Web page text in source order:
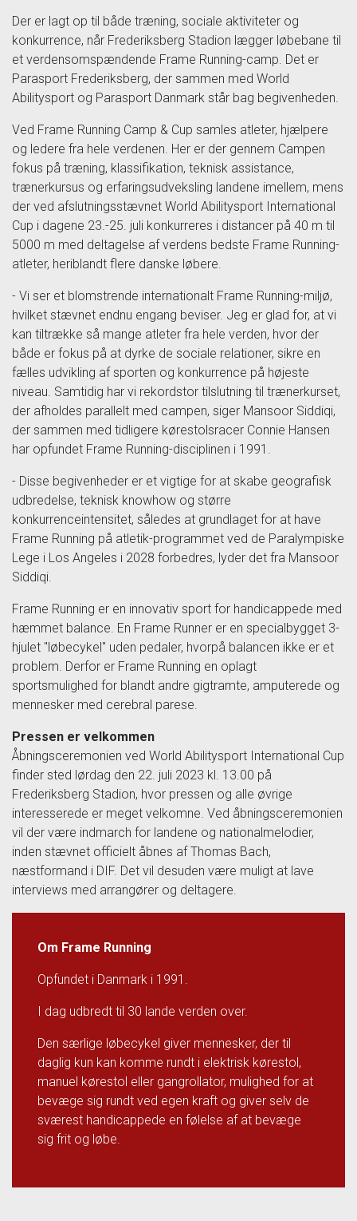
Der er lagt op til både træning, sociale aktiviteter og
konkurrence, når Frederiksberg Stadion lægger løbebane til
et verdensomspændende Frame Running-camp. Det er
Parasport Frederiksberg, der sammen med World
Abilitysport og Parasport Danmark står bag begivenheden.
Ved Frame Running Camp & Cup samles atleter, hjælpere
og ledere fra hele verdenen. Her er der gennem Campen
fokus på træning, klassifikation, teknisk assistance,
trænerkursus og erfaringsudveksling landene imellem, mens
der ved afslutningsstævnet World Abilitysport International
Cup i dagene 23.-25. juli konkurreres i distancer på 40 m til
5000 m med deltagelse af verdens bedste Frame Running-
atleter, heriblandt flere danske løbere.
- Vi ser et blomstrende internationalt Frame Running-miljø,
hvilket stævnet endnu engang beviser. Jeg er glad for, at vi
kan tiltrække så mange atleter fra hele verden, hvor der
både er fokus på at dyrke de sociale relationer, sikre en
fælles udvikling af sporten og konkurrence på højeste
niveau. Samtidig har vi rekordstor tilslutning til trænerkurset,
der afholdes parallelt med campen, siger Mansoor Siddiqi,
der sammen med tidligere kørestolsracer Connie Hansen
har opfundet Frame Running-disciplinen i 1991.
- Disse begivenheder er et vigtige for at skabe geografisk
udbredelse, teknisk knowhow og større
konkurrenceintensitet, således at grundlaget for at have
Frame Running på atletik-programmet ved de Paralympiske
Lege i Los Angeles i 2028 forbedres, lyder det fra Mansoor
Siddiqi.
Frame Running er en innovativ sport for handicappede med
hæmmet balance. En Frame Runner er en specialbygget 3-
hjulet "løbecykel" uden pedaler, hvorpå balancen ikke er et
problem. Derfor er Frame Running en oplagt
sportsmulighed for blandt andre gigtramte, amputerede og
mennesker med cerebral parese.
Pressen er velkommen
Åbningsceremonien ved World Abilitysport International Cup
finder sted lørdag den 22. juli 2023 kl. 13.00 på
Frederiksberg Stadion, hvor pressen og alle øvrige
interesserede er meget velkomne. Ved åbningsceremonien
vil der være indmarch for landene og nationalmelodier,
inden stævnet officielt åbnes af Thomas Bach,
næstformand i DIF. Det vil desuden være muligt at lave
interviews med arrangører og deltagere.
Om Frame Running
Opfundet i Danmark i 1991.
I dag udbredt til 30 lande verden over.
Den særlige løbecykel giver mennesker, der til
daglig kun kan komme rundt i elektrisk kørestol,
manuel kørestol eller gangrollator, mulighed for at
bevæge sig rundt ved egen kraft og giver selv de
sværest handicappede en følelse af at bevæge
sig frit og løbe.